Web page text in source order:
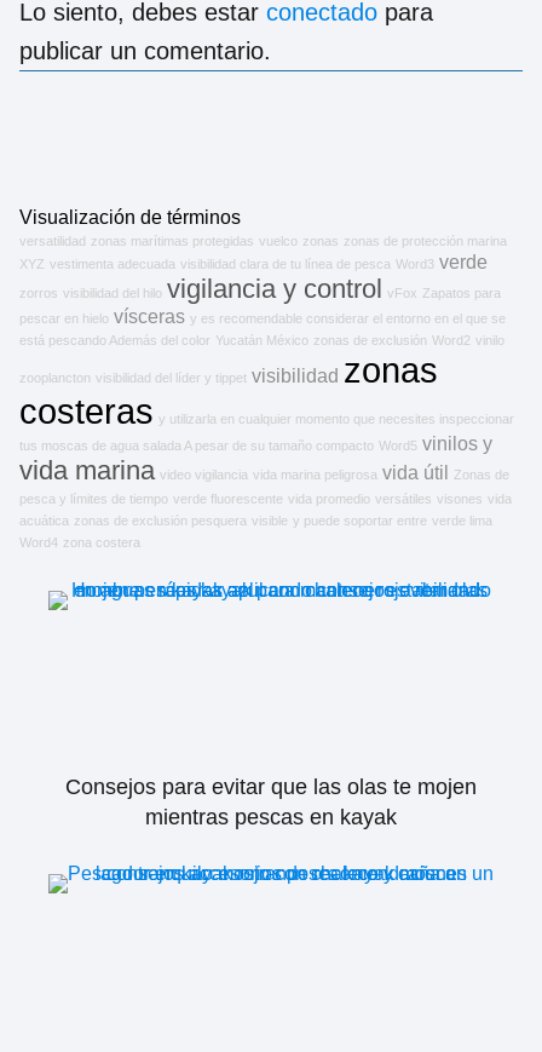
Lo siento, debes estar conectado para
publicar un comentario.
Visualización de términos
versatilidad zonas marítimas protegidas vuelco zonas zonas de protección marina
XYZ vestimenta adecuada visibilidad clara de tu línea de pesca Word3 verde
zorros visibilidad del hilo vigilancia y control vFox Zapatos para
pescar en hielo vísceras y es recomendable considerar el entorno en el que se
está pescando Además del color Yucatán México zonas de exclusión Word2 vinilo
zooplancton visibilidad del líder y tippet visibilidad zonas
costeras y utilizarla en cualquier momento que necesites inspeccionar
tus moscas de agua salada A pesar de su tamaño compacto Word5 vinilos y
vida marina video vigilancia vida marina peligrosa vida útil
Zonas de
pesca y límites de tiempo verde fluorescente vida promedio versátiles visones vida
acuática zonas de exclusión pesquera visible y puede soportar entre verde lima
Word4 zona costera
Consejos para evitar que las olas te mojen
mientras pescas en kayak